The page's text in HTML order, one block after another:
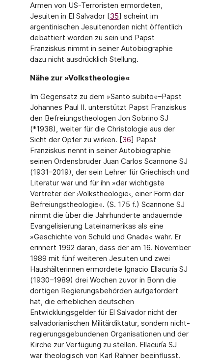
Armen von US-Terroristen ermordeten,
Jesuiten in El Salvador [35] scheint im
argentinischen Jesuitenorden nicht öffentlich
debattiert worden zu sein und Papst
Franziskus nimmt in seiner Autobiographie
dazu nicht ausdrücklich Stellung.
Nähe zur »Volkstheologie«
Im Gegensatz zu dem »Santo subito«–Papst
Johannes Paul II. unterstützt Papst Franzis­kus
den Befreiungstheologen Jon Sobrino SJ
(*1938), weiter für die Christologie aus der
Sicht der Opfer zu wirken. [36] Papst
Franziskus nennt in seiner Autobiographie
seinen Ordensbruder Juan Carlos Scannone SJ
(1931–2019), der sein Lehrer für Griechisch und
Literatur war und für ihn »der wichtigste
Vertreter der ›Volkstheologie‹, einer Form der
Befreiungstheologie«. (S. 175 f.) Scannone SJ
nimmt die über die Jahrhunderte an­dauernde
Evangelisierung Lateinamerikas als eine
»Geschichte von Schuld und Gnade« wahr. Er
erinnert 1992 daran, dass der am 16. November
1989 mit fünf weiteren Jesui­ten und zwei
Haushälterinnen ermordete Ignacio Ellacuría SJ
(1930–1989) drei Wochen zuvor in Bonn die
dortigen Regierungsbehörden aufgefordert
hat, die erheblichen deut­schen
Entwicklungsgelder für El Salvador nicht der
salvadorianischen Militärdiktatur, sondern nicht-
regierungsgebundenen Organisationen und der
Kirche zur Verfügung zu stellen. Ellacuría SJ
war theologisch von Karl Rahner beeinflusst.